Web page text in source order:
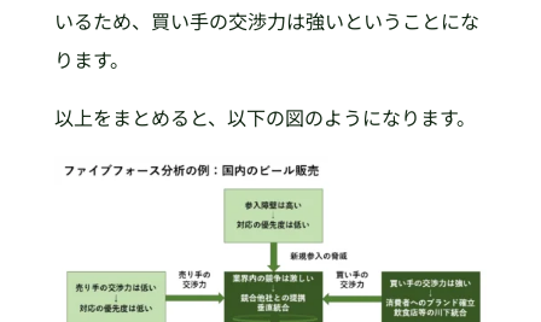
いるため、買い手の交渉力は強いということにな
ります。
以上をまとめると、以下の図のようになります。